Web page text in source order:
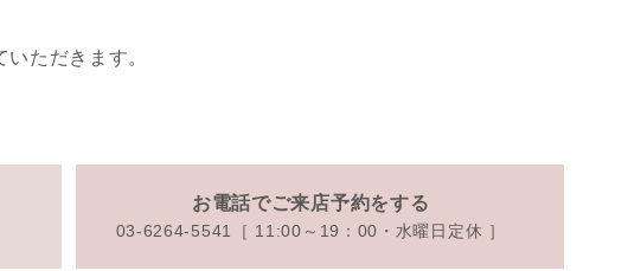
ただきます。
お電話でご来店予約をする
03-6264-5541［ 11:00～19：00・水曜日定休 ］